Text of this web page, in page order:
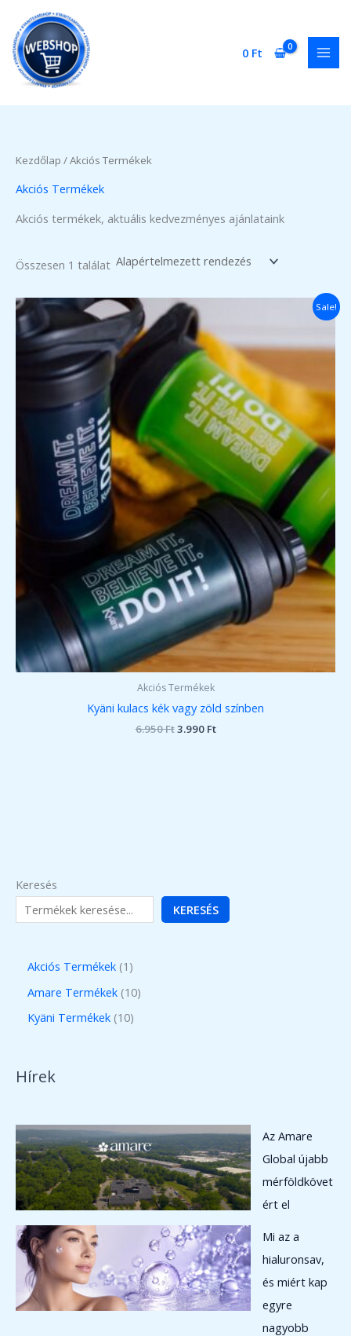
content
0 Ft
Keresés
KERESÉS
Akciós Termékek 1 1
t
e
Amare Termékek 101
é
k
Kyäni Termékek 101
m
é
k
Hírek
Az Amare
Global újabb
mérföldkövet
ért el
Mi az a
hialuronsav,
és miért kap
egyre
nagyobb
Kezdőlap / Akciós Termékek
Akciós Termékek
Akciós termékek, aktuális kedvezményes ajánlataink
Összesen 1 találat
Sale!
Akciós Termékek
Kyäni kulacs kék vagy zöld színben
6.950FtOriginal
3.990 FtCurrent